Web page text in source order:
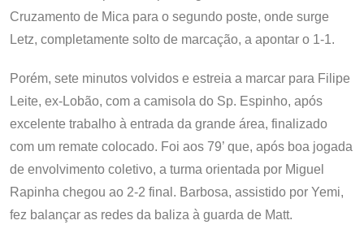
Cruzamento de Mica para o segundo poste, onde surge
Letz, completamente solto de marcação, a apontar o 1-1.
Porém, sete minutos volvidos e estreia a marcar para Filipe
Leite, ex-Lobão, com a camisola do Sp. Espinho, após
excelente trabalho à entrada da grande área, finalizado
com um remate colocado. Foi aos 79’ que, após boa jogada
de envolvimento coletivo, a turma orientada por Miguel
Rapinha chegou ao 2-2 final. Barbosa, assistido por Yemi,
fez balançar as redes da baliza à guarda de Matt.